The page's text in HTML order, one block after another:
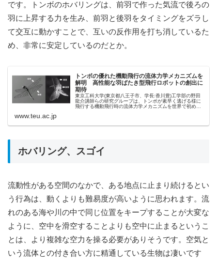
です。トンボのホバリングは、前羽で作った気流で後ろの
羽に上昇する力を生み、前羽と後羽をタイミングをズラし
て交互に動かすことで、互いの反作用を打ち消しているた
め、非常に安定しているのだとか。
トンボの優れた機動飛行の流体力学メカニズムを
解明 高性能な羽ばたき型飛行ロボットの創出に
期待
東京工科大学(東京都八王子市、学長:香川豊)工学部の野田
龍介講師らの研究グループは、トンボが素早く逃げる様に
飛行する機動飛行時の流体力学メカニズムを世界で初めて
www.teu.ac.jp
ホバリング、スゴイ
流動性がある空間のなかで、ある地点に止まり続けるとい
う行為は、動くよりも難易度が高いように思われます。流
れのある海や川の中で同じ位置をキープすることが大変な
ように、空中を滑空することよりも空中に止まるというこ
とは、より複雑な空力を操る必要がありそうです。空気と
いう流体との付き合い方に精通している生物は凄いです